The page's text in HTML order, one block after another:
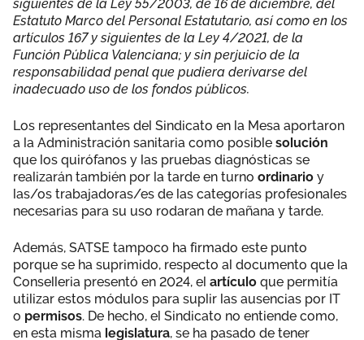
siguientes de la Ley 55/2003, de 16 de diciembre, del
Estatuto Marco del Personal Estatutario, así como en los
artículos 167 y siguientes de la Ley 4/2021, de la
Función Pública Valenciana; y sin perjuicio de la
responsabilidad penal que pudiera derivarse del
inadecuado uso de los fondos públicos.
Los representantes del Sindicato en la Mesa aportaron
a la Administración sanitaria como posible solución
que los quirófanos y las pruebas diagnósticas se
realizarán también por la tarde en turno ordinario y
las/os trabajadoras/es de las categorías profesionales
necesarias para su uso rodaran de mañana y tarde.
Además, SATSE tampoco ha firmado este punto
porque se ha suprimido, respecto al documento que la
Conselleria presentó en 2024, el artículo que permitía
utilizar estos módulos para suplir las ausencias por IT
o permisos. De hecho, el Sindicato no entiende como,
en esta misma legislatura, se ha pasado de tener